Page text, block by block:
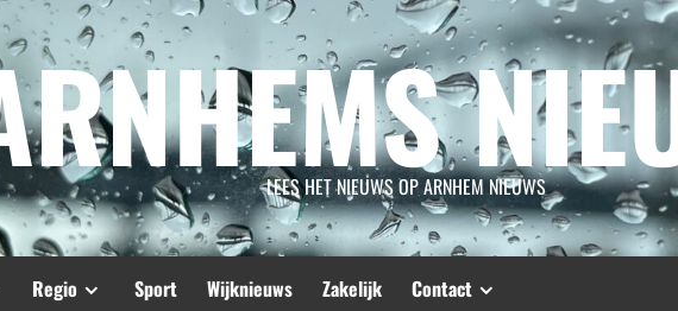
LEES HET NIEUWS OP ARNHEM NIEUWS
Regio Sport Wijknieuws Zakelijk Contact